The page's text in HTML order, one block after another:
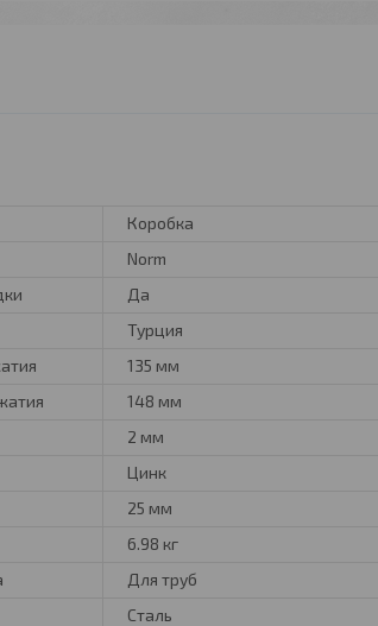
Коробка
Norm
Да
Турция
135 мм
148 мм
2 мм
Цинк
25 мм
6.98 кг
Для труб
Сталь